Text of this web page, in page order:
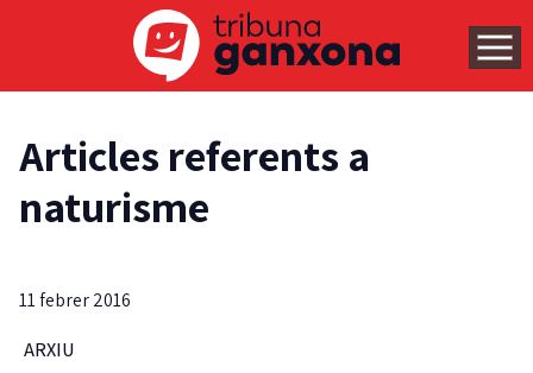
Articles referents a
naturisme
11 febrer 2016
ARXIU